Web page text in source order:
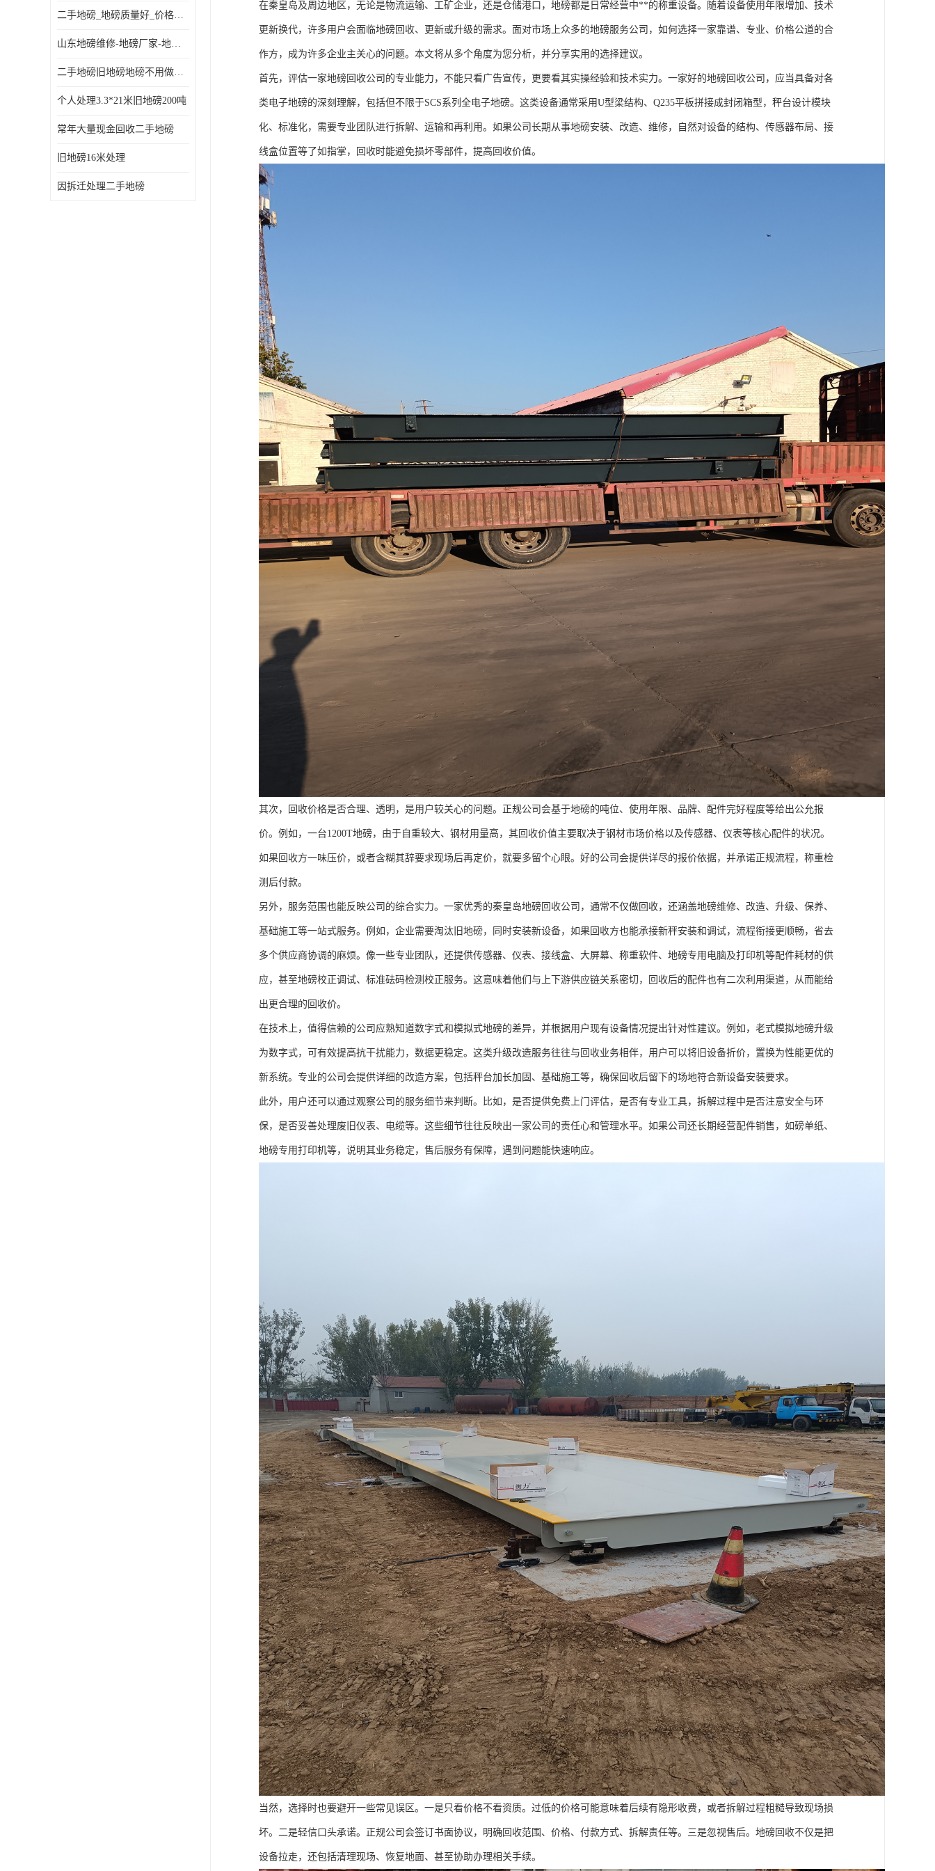
二手地磅_地磅质量好_价格便宜这里找【地磅行家】
山东地磅维修-地磅厂家-地磅价格-二手地磅
二手地磅旧地磅地磅不用做地基
个人处理3.3*21米旧地磅200吨
常年大量现金回收二手地磅
旧地磅16米处理
因拆迁处理二手地磅
在秦皇岛及周边地区，无论是物流运输、工矿企业，还是仓储港口，地磅都是日常经营中**的称重设备。随着设备使用年限增加、技术
更新换代，许多用户会面临地磅回收、更新或升级的需求。面对市场上众多的地磅服务公司，如何选择一家靠谱、专业、价格公道的合
作方，成为许多企业主关心的问题。本文将从多个角度为您分析，并分享实用的选择建议。
首先，评估一家地磅回收公司的专业能力，不能只看广告宣传，更要看其实操经验和技术实力。一家好的地磅回收公司，应当具备对各
类电子地磅的深刻理解，包括但不限于SCS系列全电子地磅。这类设备通常采用U型梁结构、Q235平板拼接成封闭箱型，秤台设计模块
化、标准化，需要专业团队进行拆解、运输和再利用。如果公司长期从事地磅安装、改造、维修，自然对设备的结构、传感器布局、接
线盒位置等了如指掌，回收时能避免损坏零部件，提高回收价值。
其次，回收价格是否合理、透明，是用户较关心的问题。正规公司会基于地磅的吨位、使用年限、品牌、配件完好程度等给出公允报
价。例如，一台1200T地磅，由于自重较大、钢材用量高，其回收价值主要取决于钢材市场价格以及传感器、仪表等核心配件的状况。
如果回收方一味压价，或者含糊其辞要求现场后再定价，就要多留个心眼。好的公司会提供详尽的报价依据，并承诺正规流程，称重检
测后付款。
另外，服务范围也能反映公司的综合实力。一家优秀的秦皇岛地磅回收公司，通常不仅做回收，还涵盖地磅维修、改造、升级、保养、
基础施工等一站式服务。例如，企业需要淘汰旧地磅，同时安装新设备，如果回收方也能承接新秤安装和调试，流程衔接更顺畅，省去
多个供应商协调的麻烦。像一些专业团队，还提供传感器、仪表、接线盒、大屏幕、称重软件、地磅专用电脑及打印机等配件耗材的供
应，甚至地磅校正调试、标准砝码检测校正服务。这意味着他们与上下游供应链关系密切，回收后的配件也有二次利用渠道，从而能给
出更合理的回收价。
在技术上，值得信赖的公司应熟知道数字式和模拟式地磅的差异，并根据用户现有设备情况提出针对性建议。例如，老式模拟地磅升级
为数字式，可有效提高抗干扰能力，数据更稳定。这类升级改造服务往往与回收业务相伴，用户可以将旧设备折价，置换为性能更优的
新系统。专业的公司会提供详细的改造方案，包括秤台加长加固、基础施工等，确保回收后留下的场地符合新设备安装要求。
此外，用户还可以通过观察公司的服务细节来判断。比如，是否提供免费上门评估，是否有专业工具，拆解过程中是否注意安全与环
保，是否妥善处理废旧仪表、电缆等。这些细节往往反映出一家公司的责任心和管理水平。如果公司还长期经营配件销售，如磅单纸、
地磅专用打印机等，说明其业务稳定，售后服务有保障，遇到问题能快速响应。
当然，选择时也要避开一些常见误区。一是只看价格不看资质。过低的价格可能意味着后续有隐形收费，或者拆解过程粗糙导致现场损
坏。二是轻信口头承诺。正规公司会签订书面协议，明确回收范围、价格、付款方式、拆解责任等。三是忽视售后。地磅回收不仅是把
设备拉走，还包括清理现场、恢复地面、甚至协助办理相关手续。